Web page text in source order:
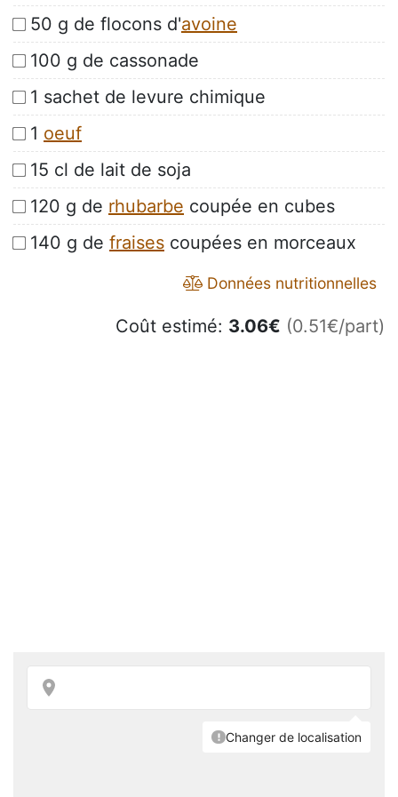
50 g de flocons d'avoine
100 g de cassonade
1 sachet de levure chimique
1 oeuf
15 cl de lait de soja
120 g de rhubarbe coupée en cubes
140 g de fraises coupées en morceaux
Données nutritionnelles
Coût estimé: 3.06€ (0.51€/part)